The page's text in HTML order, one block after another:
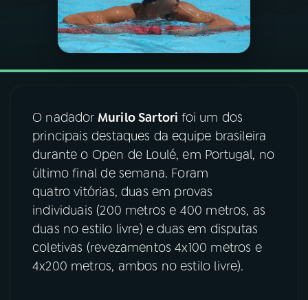
PODCASTS
07 ÚLTIMAS
08FESTIVAL DE MÚSICA
ACOMPANHE A RÁDIO NACIONAL
YouTube Facebook
O nadador Murilo Sartori foi um dos
principais destaques da equipe brasileira
durante o Open de Loulé, em Portugal, no
último final de semana. Foram
quatro vitórias, duas em provas
individuais (200 metros e 400 metros, as
duas no estilo livre) e duas em disputas
coletivas (revezamentos 4x100 metros e
4x200 metros, ambos no estilo livre).